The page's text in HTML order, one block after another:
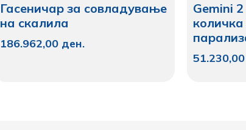
Гасеничар за совладување
на скалила
186.962,00 ден.
Gemini
51.230,00